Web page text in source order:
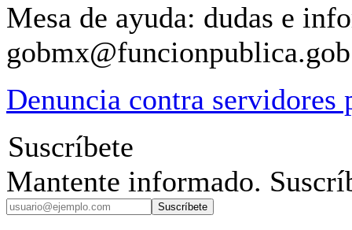
Mesa de ayuda: dudas e
Denuncia contra servidores
Suscríbete
Mantente informado.
Suscríbete